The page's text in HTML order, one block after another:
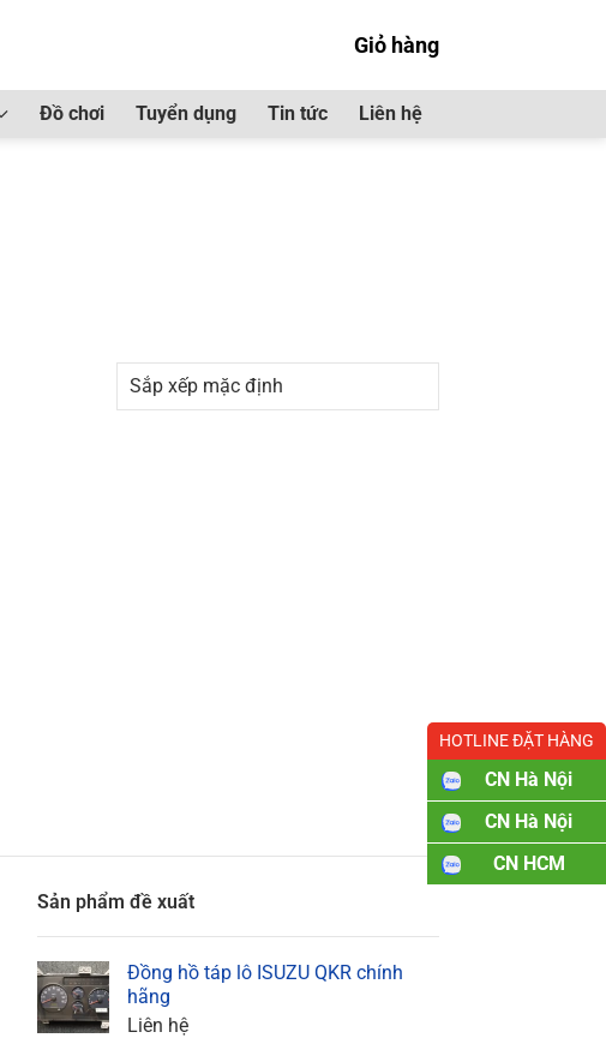
Giỏ hàng
Đồ chơi Tuyển dụng Tin tức Liên hệ
Sản phẩm đề xuất
Đồng hồ táp lô ISUZU QKR chính
hãng
Liên hệ
HOTLINE ĐẶT HÀNG
CN Hà Nội
CN Hà Nội
CN HCM